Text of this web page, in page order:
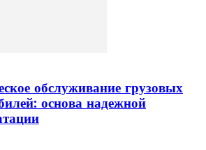
обслуживание грузовых
основа надежной